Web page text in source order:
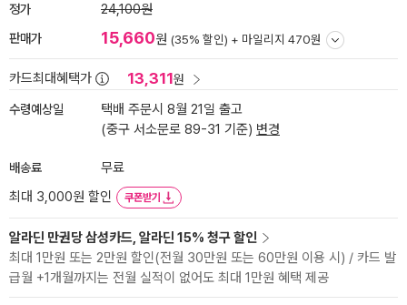
정가 24,100원
판매가 15,660원 (35% 할인) + 마일리지 470원
카드최대혜택가 13,311원
수령예상일
택배 주문시 8월 21일 출고
(중구 서소문로 89-31 기준) 변경
배송료
무료
최대 3,000원 할인
쿠폰받기
알라딘 만권당 삼성카드, 알라딘 15% 청구 할인
최대 1만원 또는 2만원 할인(전월 30만원 또는 60만원 이용 시) / 카드 발
급월 +1개월까지는 전월 실적이 없어도 최대 1만원 혜택 제공